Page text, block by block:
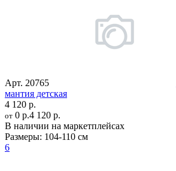
Арт. 20765
мантия детская
4 120 р.
от 0 р.4 120 р.
В наличии на маркетплейсах
Размеры: 104-110 см
6